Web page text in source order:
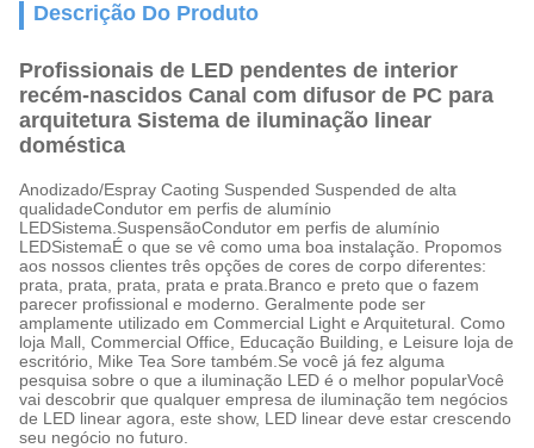
Descrição Do Produto
Profissionais de LED pendentes de interior
recém-nascidos Canal com difusor de PC para
arquitetura Sistema de iluminação linear
doméstica
Anodizado/Espray Caoting Suspended Suspended de alta
qualidadeCondutor em perfis de alumínio
LEDSistema. SuspensãoCondutor em perfis de alumínio
LEDSistemaÉ o que se vê como uma boa instalação. Propomos
aos nossos clientes três opções de cores de corpo diferentes:
prata, prata, prata, prata e prata.Branco e preto que o fazem
parecer profissional e moderno. Geralmente pode ser
amplamente utilizado em Commercial Light e Arquitetural. Como
loja Mall, Commercial Office, Educação Building, e Leisure loja de
escritório, Mike Tea Sore também.Se você já fez alguma
pesquisa sobre o que a iluminação LED é o melhor popularVocê
vai descobrir que qualquer empresa de iluminação tem negócios
de LED linear agora, este show, LED linear deve estar crescendo
seu negócio no futuro.